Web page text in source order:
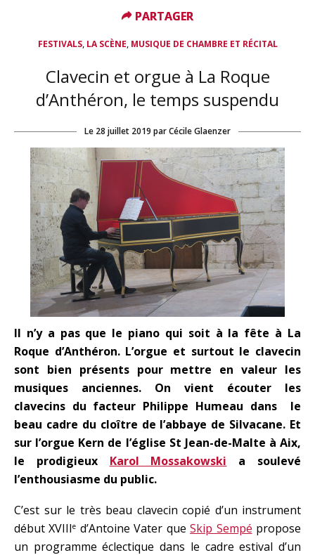
FESTIVALS, LA SCÈNE, MUSIQUE DE CHAMBRE ET RÉCITAL
Clavecin et orgue à La Roque
d’Anthéron, le temps suspendu
Le 28 juillet 2019 parCécile Glaenzer
Il n’y a pas que le piano qui soit à la fête à La
Roque d’Anthéron. L’orgue et surtout le clavecin
sont bien présents pour mettre en valeur les
musiques anciennes. On vient écouter les
clavecins du facteur Philippe Humeau dans le
beau cadre du cloître de l’abbaye de Silvacane. Et
sur l’orgue Kern de l’église St Jean-de-Malte à Aix,
le prodigieux Karol Mossakowski a soulevé
l’enthousiasme du public.
C’est sur le très beau clavecin copié d’un instrument
début XVIIIe d’Antoine Vater queSkip Sempé propose
un programme éclectique dans le cadre estival d’un
PARTAGER
PARTAGER